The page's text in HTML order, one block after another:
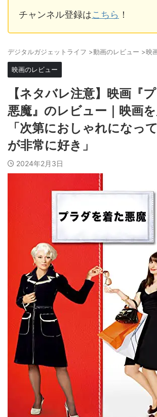
チャンネル登録はこちら ！
デジタルガジェットライフ >動画のレビュー >映
映画のレビュー
【ネタバレ注意】映画『
悪魔』のレビュー｜映画
「次第におしゃれになっ
が非常に好き」
2024年2月3日